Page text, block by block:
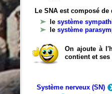
Le SNA est composé
lesystème
lesystème
On ajoute à
contient et
Système nerveux (SN)